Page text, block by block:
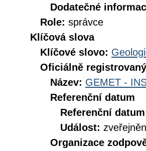
Dodatečné
Role: správce
Klíčová slova
Klíčové slovo:
Oficiálně
Název: GEMET -
Referenční datum
Referenční
Událost:
Organizace